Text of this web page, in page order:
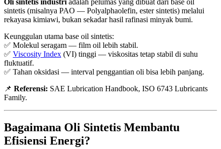
Oli sintetis industri adalah pelumas yang dibuat dari base oil
sintetis (misalnya PAO — Polyalphaolefin, ester sintetis) melalui
rekayasa kimiawi, bukan sekadar hasil rafinasi minyak bumi.
Keunggulan utama base oil sintetis:
✅ Molekul seragam — film oil lebih stabil.
✅ Viscosity Index (VI) tinggi — viskositas tetap stabil di suhu
fluktuatif.
✅ Tahan oksidasi — interval penggantian oli bisa lebih panjang.
📌 Referensi: SAE Lubrication Handbook, ISO 6743 Lubricants
Family.
Bagaimana Oli Sintetis Membantu
Efisiensi Energi?